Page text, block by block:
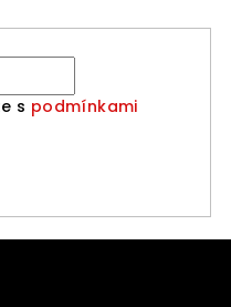
s podmínkami